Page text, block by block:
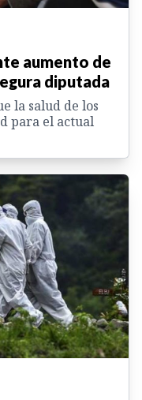
aumento de
diputada
la salud de los
para el actual